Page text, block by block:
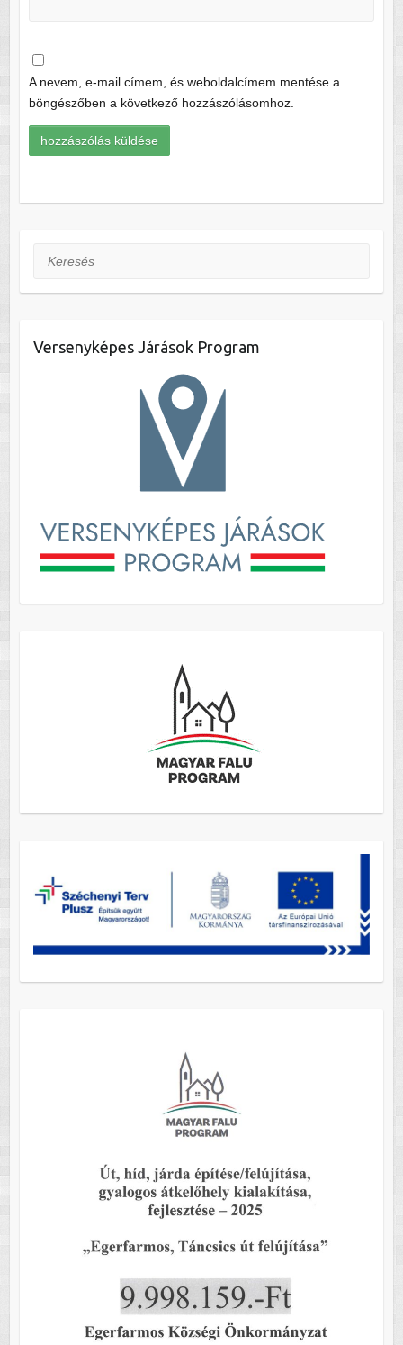
A nevem, e-mail címem, és weboldalcímem mentése a
böngészőben a következő hozzászólásomhoz.
Keresés
Versenyképes Járások Program